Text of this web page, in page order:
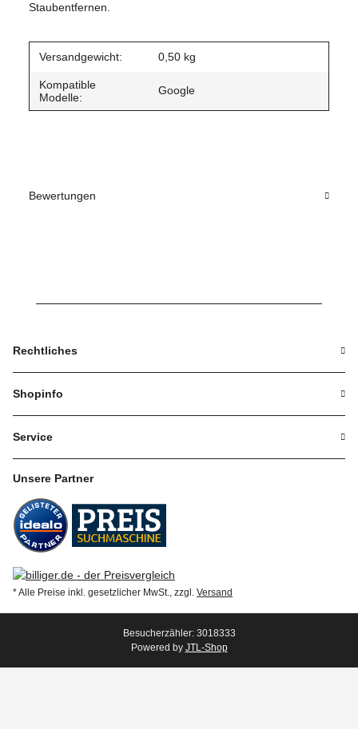
Staubentfernen.
Versandgewicht: 0,50 kg
Kompatible
Modelle:
Google
Bewertungen
Rechtliches
Shopinfo
Service
Unsere Partner
* Alle Preise inkl. gesetzlicher MwSt., zzgl. Versand
Besucherzähler: 3018333
Powered by JTL-Shop